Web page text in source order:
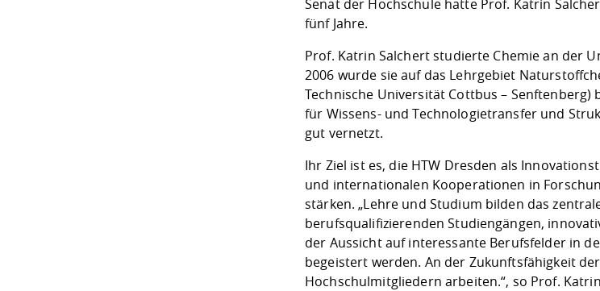
Senat der Hochschule hatte Prof. Katrin
fünf Jahre.
Prof. Katrin Salchert studierte Chemie an der
2006 wurde sie auf das Lehrgebiet
Technische Universität Cottbus –
für Wissens- und Technologietransfer und
gut vernetzt.
Ihr Ziel ist es, die HTW Dresden als
und internationalen Kooperationen in
stärken. „Lehre und Studium bilden das
berufsqualifizierenden Studiengängen,
der Aussicht auf interessante Berufsfelder in
begeistert werden. An der Zukunftsfähigkeit
Hochschulmitgliedern arbeiten.“, so Prof.